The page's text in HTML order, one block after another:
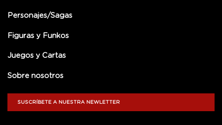
Personajes/Sagas
Figuras y Funkos
Juegos y Cartas
Sobre nosotros
SUSCRÍBETE A NUESTRA NEWLETTER